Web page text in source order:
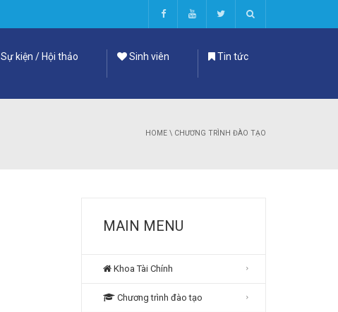
Sự kiện / Hội thảo Sinh viên Tin tức
HOME \ CHƯƠNG TRÌNH ĐÀO TẠO
MAIN MENU
Khoa Tài Chính
Chương trình đào tạo